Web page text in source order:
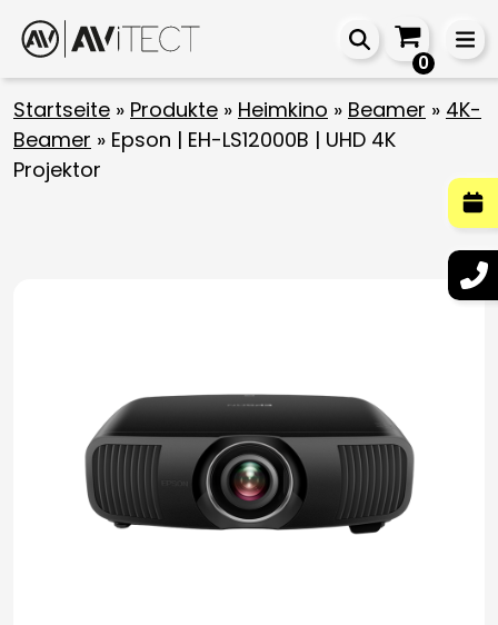
0
Startseite » Produkte » Heimkino » Beamer » 4K-
Beamer » Epson | EH-LS12000B | UHD 4K
Projektor